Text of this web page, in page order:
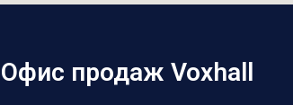
Офис продаж Voxhall